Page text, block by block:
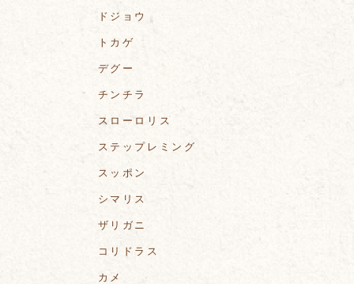
ドジョウ
トカゲ
デグー
チンチラ
スローロリス
ステップレミング
スッポン
シマリス
ザリガニ
コリドラス
カメ